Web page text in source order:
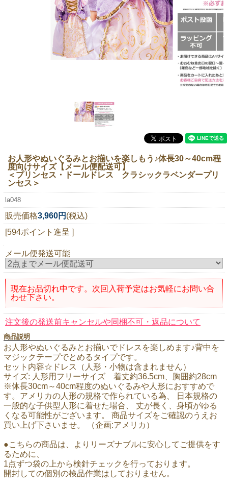
お人形やぬいぐるみとお揃いを楽しもう♪体長30～40cm程
度向けサイズ【メール便配送可】
＜プリンセス・ドールドレス クラシックラベンダープリ
ンセス＞
la048
販売価格3,960円 (税込)
[594ポイント進呈 ]
メール便発送可能
現在お品切れ中です。次回入荷予定はお気軽にお問い合
わせ下さい。
注文後の発送前キャンセルや同梱不可・返品について
商品説明
お人形やぬいぐるみとお揃いでドレスを楽しめます♪背中を
マジックテープでとめるタイプです。
セット内容☆ドレス（人形・小物は含まれません）
サイズ: 人形用フリーサイズ 着丈約36.5cm、胸囲約28cm
※体長30cm～40cm程度のぬいぐるみや人形におすすめで
す。アメリカの人形の規格で作られている為、 日本規格の
一般的な子供型人形に着せた場合、 丈が長く、身頃がゆる
くなる可能性がございます。 商品サイズをご確認のうえお
買い上げ下さいませ。 （企画:アメリカ）
●こちらの商品は、よりリーズナブルに安心してご提供をす
るために、
1点ずつ袋の上から検針チェックを行っております。
開封しての個別の検品作業はしておりません。
サイズの測り方
よくあるご質問
レビューを見る
ブログ
お問い合わせ
0120-221-040